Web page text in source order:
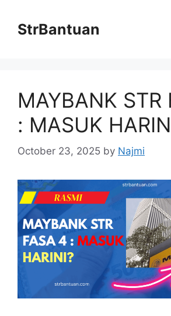
contentStrBantuan
MAYBANK STR
: MASUK
October 23, 2025 by Najmi